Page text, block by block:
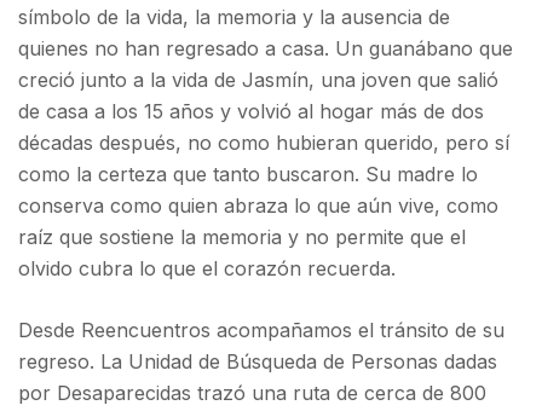
símbolo de la vida, la memoria y la ausencia de
quienes no han regresado a casa. Un guanábano que
creció junto a la vida de Jasmín, una joven que salió
de casa a los 15 años y volvió al hogar más de dos
décadas después, no como hubieran querido, pero sí
como la certeza que tanto buscaron. Su madre lo
conserva como quien abraza lo que aún vive, como
raíz que sostiene la memoria y no permite que el
olvido cubra lo que el corazón recuerda.
Desde Reencuentros acompañamos el tránsito de su
regreso. La Unidad de Búsqueda de Personas dadas
por Desaparecidas trazó una ruta de cerca de 800